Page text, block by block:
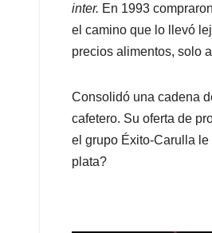
inter. En 1993
el camino que lo llevó
precios alimentos, solo
Consolidó una cadena
cafetero. Su oferta de
el grupo Éxito-Carulla
plata?